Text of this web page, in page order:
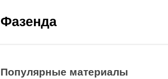
Фазенда
Популярные материалы